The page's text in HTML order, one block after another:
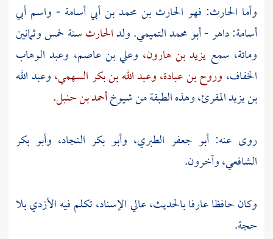
وأما الحارث: فهو الحارث بن محمد بن أبي أسامة - واسم أبي
أسامة: داهر-أبو محمد التميمي.ولدالحارثسنة خمس وثمانين
ومائة، سمع يزيد بن هارون، وعلي بن عاصم، وعبد الوهاب
الخفاف، وروح بن عبادة،وعبد الله بن بكر السهمي،وعبد الله
بن يزيد المقرئ،وهذه الطبقة من شيوخأحمد بن حنبل.
روى عنه:أبو جعفر الطبري، وأبو بكر النجاد، وأبو بكر
الشافعي،وآخرون.
وكان حافظا عارفا بالحديث، عالي الإسناد، تكلم فيهالأزديبلا
حجة.